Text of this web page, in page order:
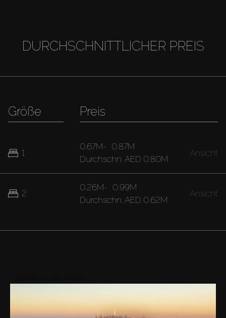
DURCHSCHNITTLICHER PREIS
Größe
1
2
Preis
0.67M- 0.87M
Durchschn. AED 0.80M
Ansicht
0.26M- 0.99M
Durchschn. AED 0.62M
Ansicht